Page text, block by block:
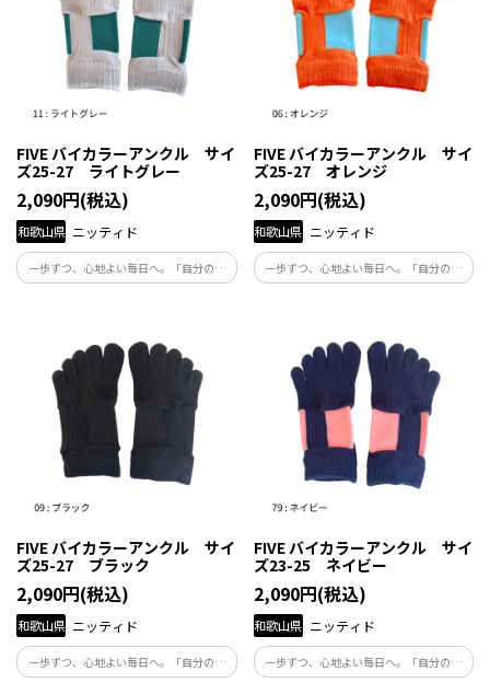
FIVE バイカラーアンクル サイ
ズ25-27 ライトグレー
2,090円(税込)
和歌山県 ニッティド
一歩ずつ、心地よい毎日へ。「自分の体
と向き合い、自分らしくくらしたい」と
FIVE バイカラーアンクル サイ
ズ25-27 オレンジ
2,090円(税込)
和歌山県 ニッティド
一歩ずつ、心地よい毎日へ。「自分の体
と向き合い、自分らしくくらしたい」と
FIVE バイカラーアンクル サイ
ズ25-27 ブラック
2,090円(税込)
和歌山県 ニッティド
一歩ずつ、心地よい毎日へ。「自分の体
と向き合い、自分らしくくらしたい」と
FIVE バイカラーアンクル サイ
ズ23-25 ネイビー
2,090円(税込)
和歌山県 ニッティド
一歩ずつ、心地よい毎日へ。「自分の体
と向き合い、自分らしくくらしたい」と